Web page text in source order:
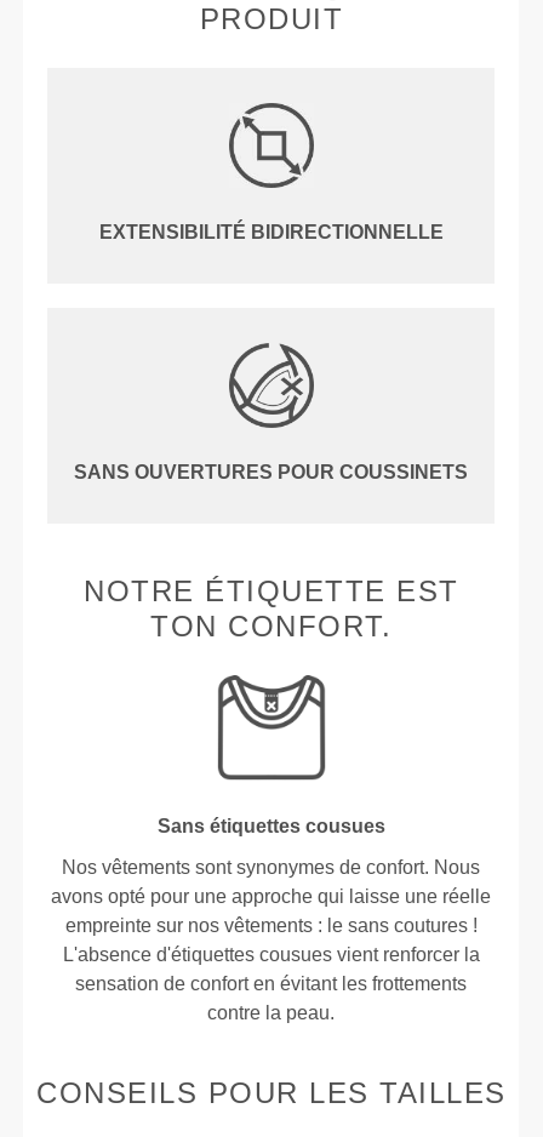
PRODUIT
EXTENSIBILITÉ BIDIRECTIONNELLE
SANS OUVERTURES POUR COUSSINETS
NOTRE ÉTIQUETTE EST
TON CONFORT.
Sans étiquettes cousues
Nos vêtements sont synonymes de confort. Nous
avons opté pour une approche qui laisse une réelle
empreinte sur nos vêtements : le sans coutures !
L'absence d'étiquettes cousues vient renforcer la
sensation de confort en évitant les frottements
contre la peau.
CONSEILS POUR LES TAILLES